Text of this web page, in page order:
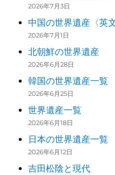
2026年7月3日
中国の世界遺産〈英
2026年7月1日
北朝鮮の世界遺産
2026年6月28日
韓国の世界遺産一覧
2026年6月25日
世界遺産一覧
2026年6月18日
日本の世界遺産一覧
2026年6月12日
吉田松陰と現代